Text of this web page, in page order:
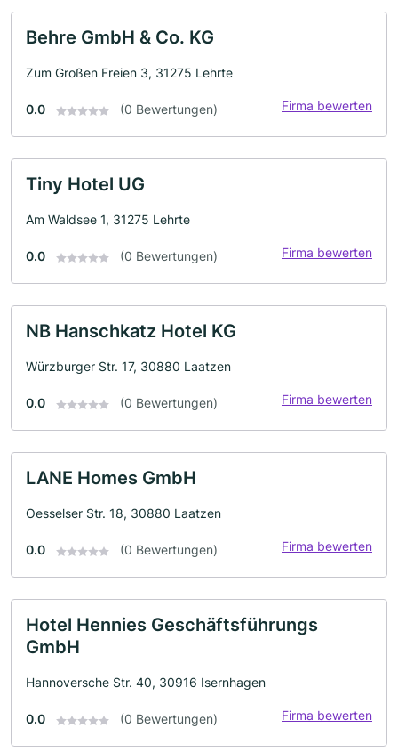
Behre GmbH & Co. KG
Zum Großen Freien 3, 31275 Lehrte
0.0 (0 Bewertungen) Firma bewerten
Tiny Hotel UG
Am Waldsee 1, 31275 Lehrte
0.0 (0 Bewertungen) Firma bewerten
NB Hanschkatz Hotel KG
Würzburger Str. 17, 30880 Laatzen
0.0 (0 Bewertungen) Firma bewerten
LANE Homes GmbH
Oesselser Str. 18, 30880 Laatzen
0.0 (0 Bewertungen) Firma bewerten
Hotel Hennies Geschäftsführungs
GmbH
Hannoversche Str. 40, 30916 Isernhagen
0.0 (0 Bewertungen) Firma bewerten